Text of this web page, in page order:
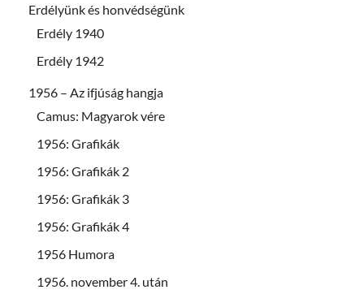
Erdélyünk és honvédségünk
Erdély 1940
Erdély 1942
1956 – Az ifjúság hangja
Camus: Magyarok vére
1956: Grafikák
1956: Grafikák 2
1956: Grafikák 3
1956: Grafikák 4
1956 Humora
1956. november 4. után